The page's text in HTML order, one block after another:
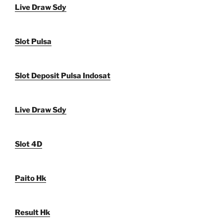
Live Draw Sdy
Slot Pulsa
Slot Deposit Pulsa Indosat
Live Draw Sdy
Slot 4D
Paito Hk
Result Hk